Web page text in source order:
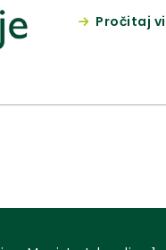
Pročitaj